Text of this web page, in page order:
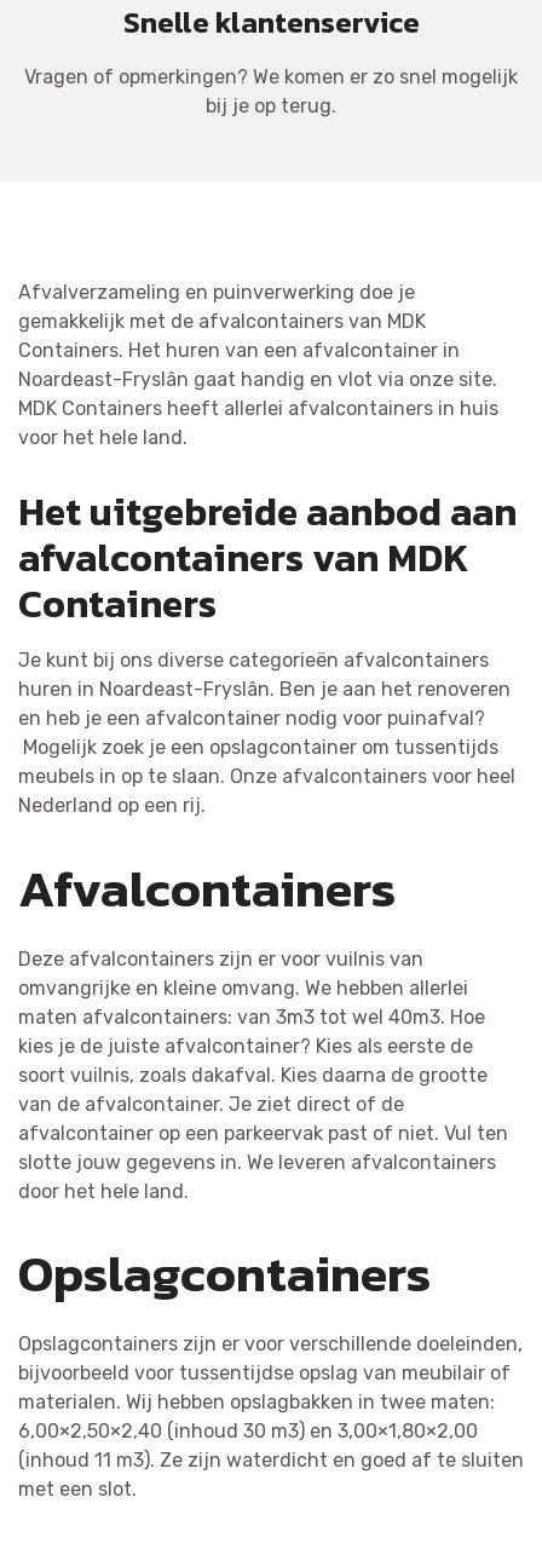
Snelle klantenservice
Vragen of opmerkingen? We komen er zo snel mogelijk
bij je op terug.
Afvalverzameling en puinverwerking doe je
gemakkelijk met de afvalcontainers van MDK
Containers. Het huren van een afvalcontainer in
Noardeast-Fryslân gaat handig en vlot via onze site.
MDK Containers heeft allerlei afvalcontainers in huis
voor het hele land.
Het uitgebreide aanbod aan
afvalcontainers van MDK
Containers
Je kunt bij ons diverse categorieën afvalcontainers
huren in Noardeast-Fryslân. Ben je aan het renoveren
en heb je een afvalcontainer nodig voor puinafval?
Mogelijk zoek je een opslagcontainer om tussentijds
meubels in op te slaan. Onze afvalcontainers voor heel
Nederland op een rij.
Afvalcontainers
Deze afvalcontainers zijn er voor vuilnis van
omvangrijke en kleine omvang. We hebben allerlei
maten afvalcontainers: van 3m3 tot wel 40m3. Hoe
kies je de juiste afvalcontainer? Kies als eerste de
soort vuilnis, zoals dakafval. Kies daarna de grootte
van de afvalcontainer. Je ziet direct of de
afvalcontainer op een parkeervak past of niet. Vul ten
slotte jouw gegevens in. We leveren afvalcontainers
door het hele land.
Opslagcontainers
Opslagcontainers zijn er voor verschillende doeleinden,
bijvoorbeeld voor tussentijdse opslag van meubilair of
materialen. Wij hebben opslagbakken in twee maten:
6,00×2,50×2,40 (inhoud 30 m3) en 3,00×1,80×2,00
(inhoud 11 m3). Ze zijn waterdicht en goed af te sluiten
met een slot.